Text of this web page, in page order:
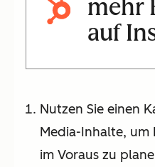
mehr
auf
Nutzen Sie einen
Media-Inhalte, um
im Voraus zu